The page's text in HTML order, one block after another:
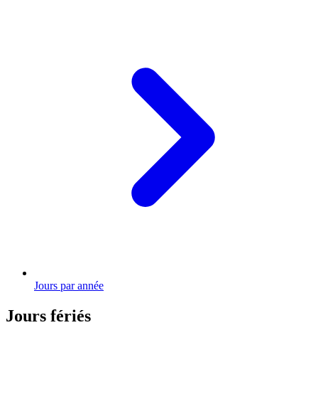
Jours par année
Jours fériés